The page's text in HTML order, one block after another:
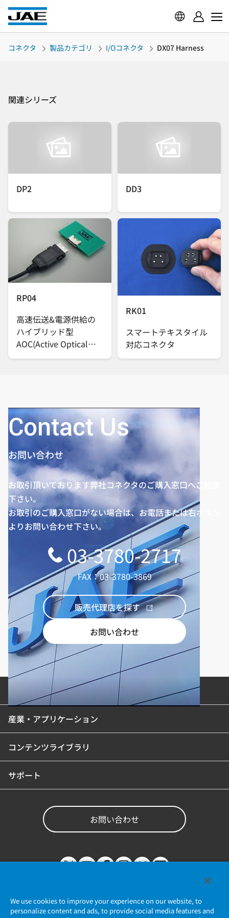
コネクタ 製品カテゴリ I/Oコネクタ DX07 Harness
関連シリーズ
DP2 DD3
RP04
高速伝送&電源供給の
ハイブリッド型
AOC(Active Optical
Cable)
RK01
スマートテキスタイル
対応コネクタ
Contact Us
お問い合わせ
お取引頂いております弊社コネクタのご購入窓口へご相談
下さい。
お取引のご購入窓口がない場合は、お電話または右ボタン
よりお問い合わせ下さい。
03-3780-2717
FAX：03-3780-3869
販売代理店を探す
お問い合わせ
製品カテゴリ
産業・アプリケーション
コンテンツライブラリ
サポート
お問い合わせ
We use cookies to improve your experience on our website, to
personalize content and ads, to provide social media features and